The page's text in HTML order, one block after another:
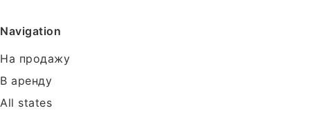
Navigation
На продажу
В аренду
All states